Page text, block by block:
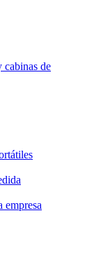
cabinas de
empresa